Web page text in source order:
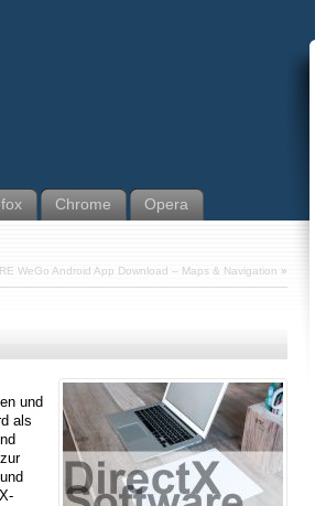
Chrome Opera
WeGo Android App Download – Maps & Navigation »
und
als